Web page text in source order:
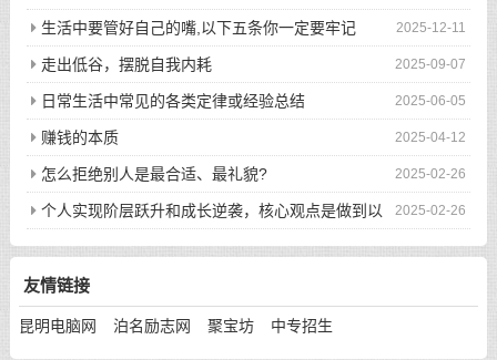
2025-12-11
生活中要管好自己的嘴,以下五条你一定要牢记
2025-09-07
走出低谷，摆脱自我内耗
2025-06-05
日常生活中常见的各类定律或经验总结
2025-04-12
赚钱的本质
2025-02-26
怎么拒绝别人是最合适、最礼貌?
2025-02-26
个人实现阶层跃升和成长逆袭，核心观点是做到以
下八件事
友情链接
昆明电脑网 泊名励志网 聚宝坊 中专招生